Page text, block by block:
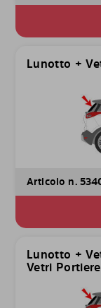
Lunotto +
Articolo n.
Lunotto +
Vetri Portiere